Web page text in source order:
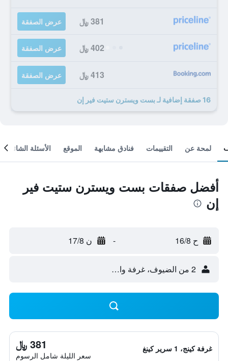
381 ﷼ عرض الصفقة
402 ﷼ عرض الصفقة
413 ﷼ عرض الصفقة
16 صفقة إضافية لـ بست ويسترن ستيت فير إن
لمحة عن التقييمات فنادق مشابهة الموقع الأسئلة الشائعة
أفضل صفقات بست ويسترن ستيت فير
إن
ح 16/8 - ن 17/8
2 من الضيوف، غرفة واحدة
غرفة كينج، 1 سرير كينغ 381 ﷼
سعر الليلة شامل الرسوم